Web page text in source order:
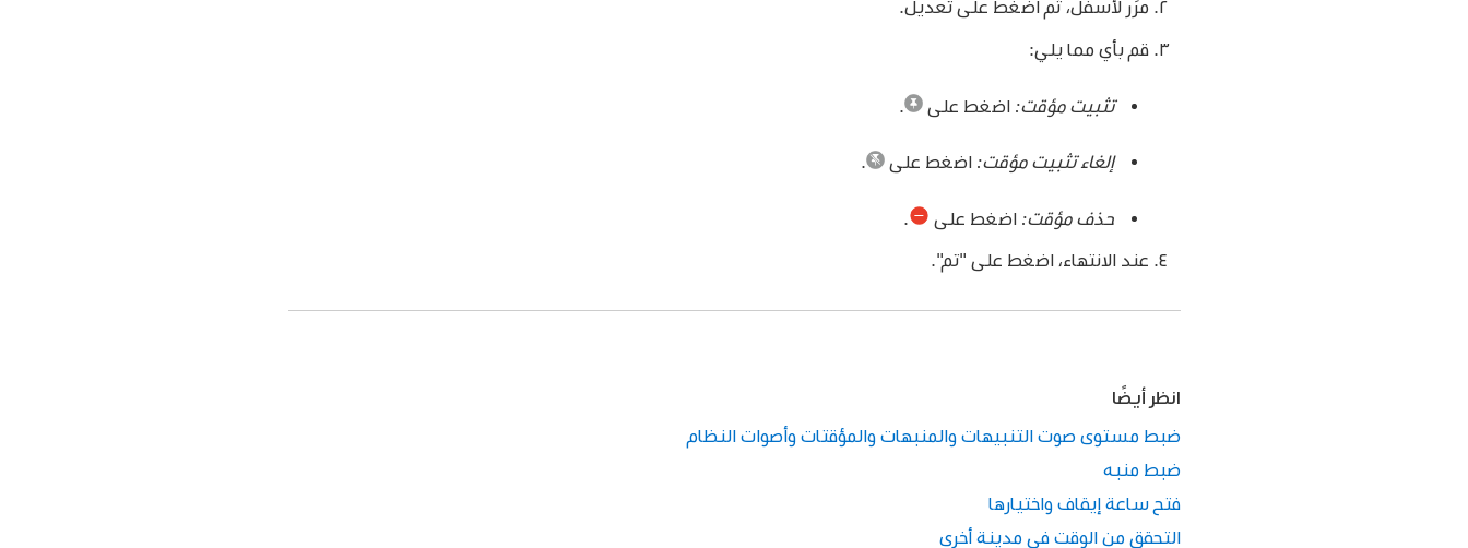
مرِّر لأسفل، ثم اضغط على تعديل.
قم بأي مما يلي:
تثبيت مؤقت: اضغط على .
إلغاء تثبيت مؤقت: اضغط على .
حذف مؤقت: اضغط على
عند الانتهاء، اضغط على "تم".
انظر أيضًا
ضبط مستوى صوت التنبيهات والمنبهات والمؤقتات وأصوات النظام
ضبط منبه
فتح ساعة إيقاف واختيارها
التحقق من الوقت في مدينة أخرى